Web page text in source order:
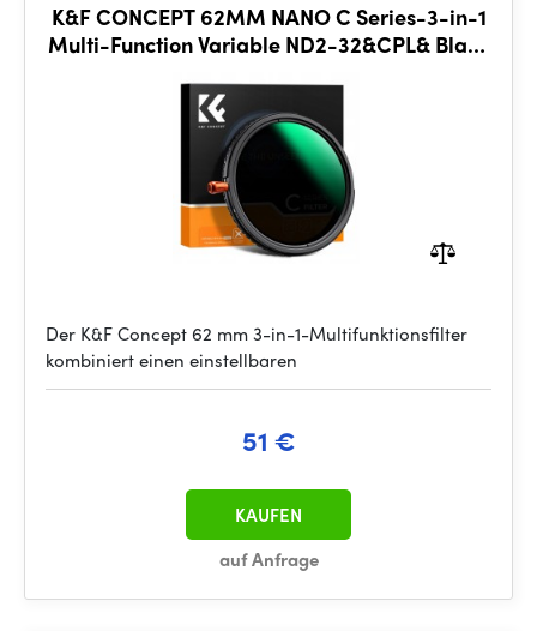
K&F CONCEPT 62MM NANO C Series-3-in-1
Multi-Function Variable ND2-32&CPL& Black
Der K&F Concept 62 mm 3-in-1-Multifunktionsfilter
kombiniert einen einstellbaren
51 €
auf Anfrage
KAUFEN